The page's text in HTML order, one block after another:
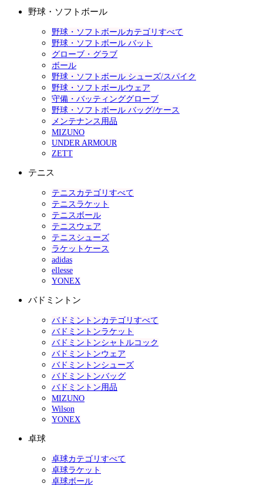
野球・ソフトボール
野球・ソフトボールカテゴリすべて
野球・ソフトボール バット
グローブ・グラブ
ボール
野球・ソフトボール シューズ/スパイク
野球・ソフトボールウェア
守備・バッティンググローブ
野球・ソフトボール バッグ/ケース
メンテナンス用品
MIZUNO
UNDER ARMOUR
ZETT
テニス
テニスカテゴリすべて
テニスラケット
テニスボール
テニスウェア
テニスシューズ
ラケットケース
adidas
ellesse
YONEX
バドミントン
バドミントンカテゴリすべて
バドミントンラケット
バドミントンシャトルコック
バドミントンウェア
バドミントンシューズ
バドミントンバッグ
バドミントン用品
MIZUNO
Wilson
YONEX
卓球
卓球カテゴリすべて
卓球ラケット
卓球ボール